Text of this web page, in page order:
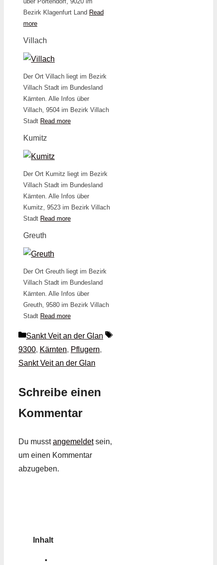
Bezirk Klagenfurt Land Read
more
Villach
Der Ort Villach liegt im Bezirk
Villach Stadt im Bundesland
Kärnten. Alle Infos über
Villach, 9504 im Bezirk Villach
Stadt Read more
Kumitz
Der Ort Kumitz liegt im Bezirk
Villach Stadt im Bundesland
Kärnten. Alle Infos über
Kumitz, 9523 im Bezirk Villach
Stadt Read more
Greuth
Der Ort Greuth liegt im Bezirk
Villach Stadt im Bundesland
Kärnten. Alle Infos über
Greuth, 9580 im Bezirk Villach
Stadt Read more
Kategorien
Sankt Veit an der Glan
Schlagwörter
9300, Kärnten, Pflugern,
Sankt Veit an der Glan
Schreibe einen
Kommentar
Du musstangemeldetsein,
um einen Kommentar
abzugeben.
Inhalt